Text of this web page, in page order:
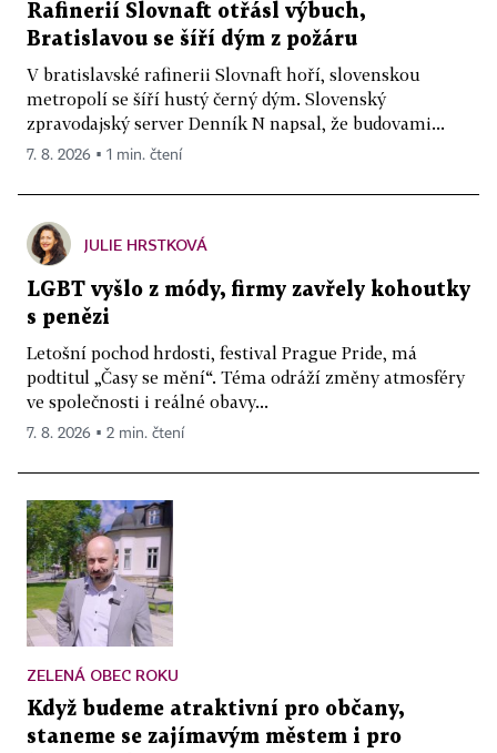
Rafinerií Slovnaft otřásl výbuch,
Bratislavou se šíří dým z požáru
V bratislavské rafinerii Slovnaft hoří, slovenskou
metropolí se šíří hustý černý dým. Slovenský
zpravodajský server Denník N napsal, že budovami...
7. 8. 2026 ▪ 1 min. čtení
JULIE HRSTKOVÁ
LGBT vyšlo z módy, firmy zavřely kohoutky
s penězi
Letošní pochod hrdosti, festival Prague Pride, má
podtitul „Časy se mění“. Téma odráží změny atmosféry
ve společnosti i reálné obavy...
7. 8. 2026 ▪ 2 min. čtení
ZELENÁ OBEC ROKU
Když budeme atraktivní pro občany,
staneme se zajímavým městem i pro